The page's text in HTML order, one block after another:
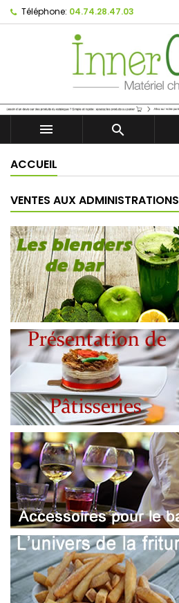
Téléphone: 04.74.28.47.03
 
ACCUEIL
VENTES AUX ADMINISTRATIONS